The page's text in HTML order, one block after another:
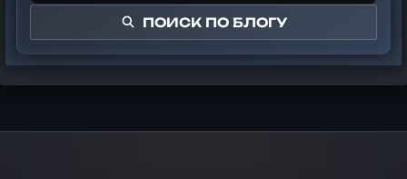
ПОИСК ПО БЛОГУ